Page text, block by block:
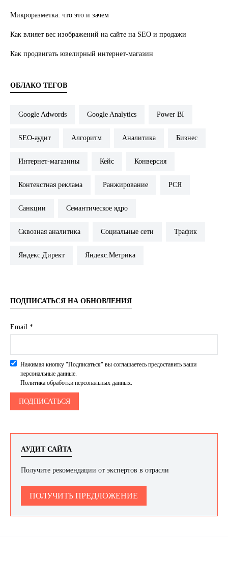
Микроразметка: что это и зачем
Как влияет вес изображений на сайте на SEO и продажи
Как продвигать ювелирный интернет-магазин
ОБЛАКО ТЕГОВ
Google Adwords Google Analytics Power BI
SEO-аудит Алгоритм Аналитика Бизнес
Интернет-магазины Кейс Конверсия
Контекстная реклама Ранжирование РСЯ
Санкции Семантическое ядро
Сквозная аналитика Социальные сети Трафик
Яндекс.Директ Яндекс.Метрика
ПОДПИСАТЬСЯ НА ОБНОВЛЕНИЯ
Email *
Нажимая кнопку "Подписаться" вы соглашаетесь предоставить ваши
персональные данные.
Политика обработки персональных данных.
АУДИТ САЙТА
Получите рекомендации от экспертов в отрасли
ПОЛУЧИТЬ ПРЕДЛОЖЕНИЕ